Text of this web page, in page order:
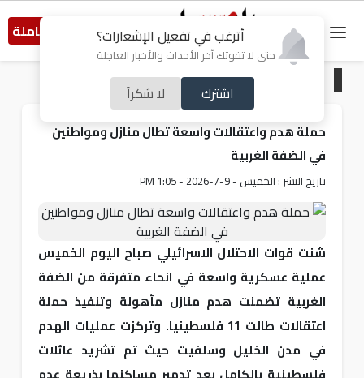
أترغب في تفعيل الإشعارات؟
حتى لا تفوتك آخر الأحداث والأخبار العاجلة
اشترك لا شكراً
النسخة الكاملة
من فلسطين
حملة هدم واعتقالات واسعة تطال منازل ومواطنين
في الضفة الغربية
تاريخ النشر : الخميس - 9-7-2026 - 1:05 PM
شنت قوات الاحتلال الاسرائيلي صباح اليوم الخميس
عملية عسكرية واسعة في انحاء متفرقة من الضفة
الغربية تضمنت هدم منازل مأهولة وتنفيذ حملة
اعتقالات طالت 11 فلسطينيا. وتركزت عمليات الهدم
في مدن الخليل وسلفيت حيث تم تشريد عائلات